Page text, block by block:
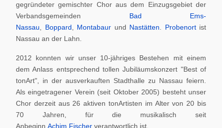
gegründeter gemischter Chor aus dem Einzugsgebiet der
Verbandsgemeinden Bad Ems-
Nassau
Boppard Montabaur und Nastätten Probenortist
Nassau an der Lahn.
2012 konnten wir unser 10-jähriges Bestehen mit einem
dem Anlass entsprechend tollen Jubiläumskonzert "Best of
tonArt", in der ausverkauften Stadthalle zu Nassau feiern.
Als eingetragener Verein (seit Oktober 2005) besteht unser
Chor derzeit aus 26 aktiven tonArtisten im Alter von 20 bis
70 Jahren, für die musikalisch seit
Anbeginn Achim Fischer verantwortlich ist.